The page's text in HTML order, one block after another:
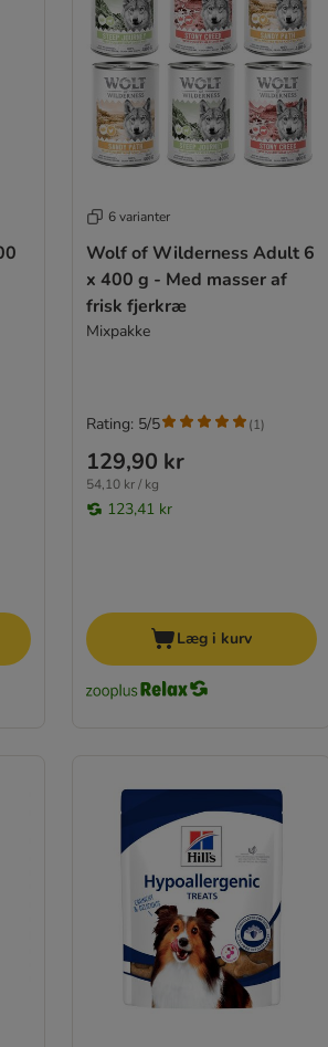
6 varianter
Wolf of Wilderness Adult 6
x 400 g - Med masser af
frisk fjerkræ
Mixpakke
129,90 kr
54,10 kr / kg
123,41 kr
Rating: 5/5 (1)
Læg i kurv